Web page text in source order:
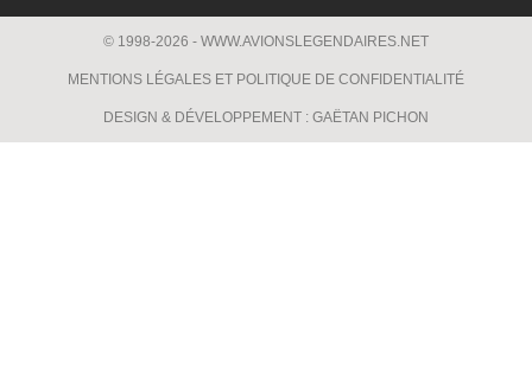
© 1998-2026 - WWW.AVIONSLEGENDAIRES.NET
MENTIONS LÉGALES ET POLITIQUE DE CONFIDENTIALITÉ
DESIGN & DÉVELOPPEMENT : GAËTAN PICHON